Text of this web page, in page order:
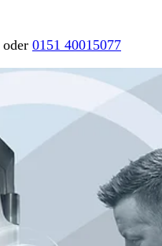
oder 0151 40015077